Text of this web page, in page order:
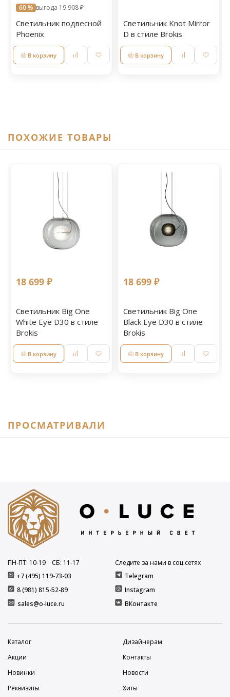
60 % выгода 19 908 ₽
Светильник подвесной
Phoenix
В корзину
Светильник Knot Mirror
D в стиле Brokis
В корзину
ПОХОЖИЕ ТОВАРЫ
18 699 ₽
Светильник Big One
White Eye D30 в стиле
Brokis
В корзину
18 699 ₽
Светильник Big One
Black Eye D30 в стиле
Brokis
В корзину
ПРОСМАТРИВАЛИ
+7 (495) 119-73-03
8 (981) 815-52-89
ПН-ПТ: 10-19 СБ: 11-17
sales@o-luce.ru
Следите за нами в соц.сетях
Telegram
Instagram
ВКонтакте
Каталог
Дизайнерам
Акции
Контакты
Новинки
Новости
Реквизиты
Хиты